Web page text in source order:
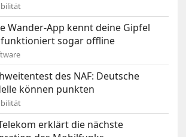
Wander-App kennt deine Gipfel
sogar offline
des NAF: Deutsche
können punkten
erklärt die nächste